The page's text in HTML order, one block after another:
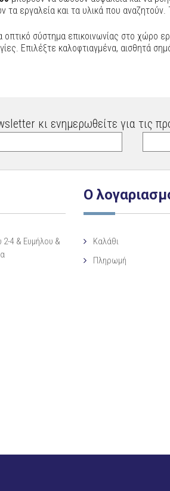
τα εργαλεία και τα υλικά που
οπτικό σύστημα επικοινωνίας στο
Επιλέξτε καλοφτιαγμένα, αισθητά
κι ενημερωθείτε για τις
2-4 & Ευμήλου &
Ο
Καλάθι
Πληρωμή